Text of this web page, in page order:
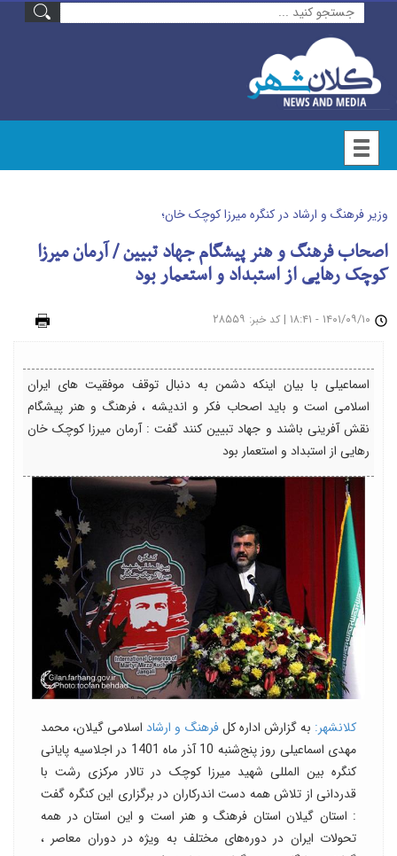
وزیر فرهنگ و ارشاد در کنگره میرزا کوچک خان؛
اصحاب فرهنگ و هنر پیشگام جهاد تبیین / آرمان میرزا
کوچک رهایی از استبداد و استعمار بود
| کد خبر: ۲۸۵۵۹
اسماعیلی با بیان اینکه دشمن به دنبال توقف موفقیت های ایران
اسلامی است و باید اصحاب فکر و اندیشه ، فرهنگ و هنر پیشگام
نقش آفرینی باشند و جهاد تبیین کنند گفت : آرمان میرزا کوچک خان
رهایی از استبداد و استعمار بود
کلانشهر: به گزارش اداره کلفرهنگ و ارشاد اسلامی گیلان، محمد
مهدی اسماعیلی روز پنج‌شنبه 10 آذر ماه 1401 در اجلاسیه پایانی
کنگره بین المللی شهید میرزا کوچک در تالار مرکزی رشت با
قدردانی از تلاش همه دست اندرکاران در برگزاری این کنگره گفت
: استان گیلان استان فرهنگ و هنر است و این استان در همه
تحولات ایران در دوره‌های مختلف به ویژه در دوران معاصر ،